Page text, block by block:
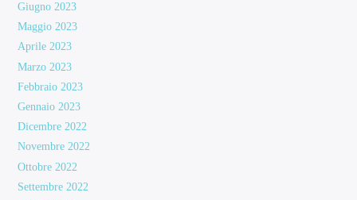
Giugno 2023
Maggio 2023
Aprile 2023
Marzo 2023
Febbraio 2023
Gennaio 2023
Dicembre 2022
Novembre 2022
Ottobre 2022
Settembre 2022